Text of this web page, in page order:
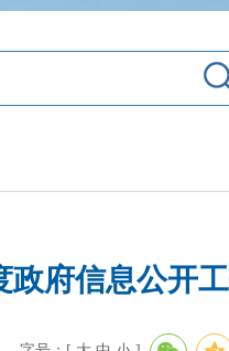
政府信息公开